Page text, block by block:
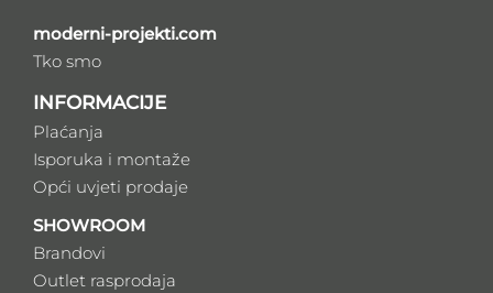
moderni-projekti.com
Tko smo
INFORMACIJE
Plaćanja
Isporuka i montaže
Opći uvjeti prodaje
SHOWROOM
Brandovi
Outlet rasprodaja